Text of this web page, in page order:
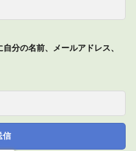
分の名前、メールアドレス、